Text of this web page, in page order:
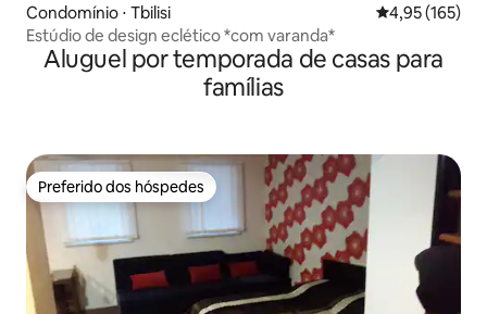
Condomínio ⋅ Tbilisi 4,95 de uma
4,95 (165)
Estúdio de design eclético *com varanda*
Aluguel por temporada de casas para
famílias
Preferido dos hóspedes
Preferido dos hóspedes